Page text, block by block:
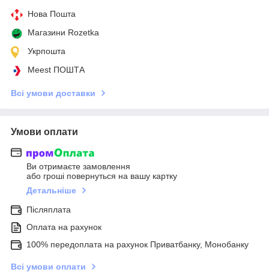
Нова Пошта
Магазини Rozetka
Укрпошта
Meest ПОШТА
Всі умови доставки
Умови оплати
Ви отримаєте замовлення
або гроші повернуться на вашу картку
Детальніше
Післяплата
Оплата на рахунок
100% передоплата на рахунок Приватбанку, Монобанку
Всі умови оплати